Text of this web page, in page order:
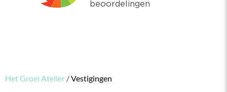
Het Groei Atelier /Vestigingen